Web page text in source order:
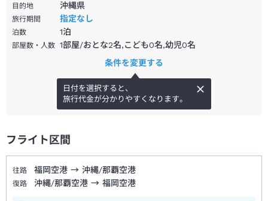
目的地 沖縄県
旅行期間 指定なし
泊数 1泊
部屋数・人数 1部屋/おとな2名,こども0名,幼児0名
条件を変更する
日付を選択すると、
旅行代金が分かりやすくなります。
フライト区間
往路 福岡空港 → 沖縄/那覇空港
復路 沖縄/那覇空港 → 福岡空港